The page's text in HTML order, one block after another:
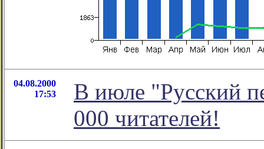
04.08.2000
17:53
В июле "Русский
000 читателей!